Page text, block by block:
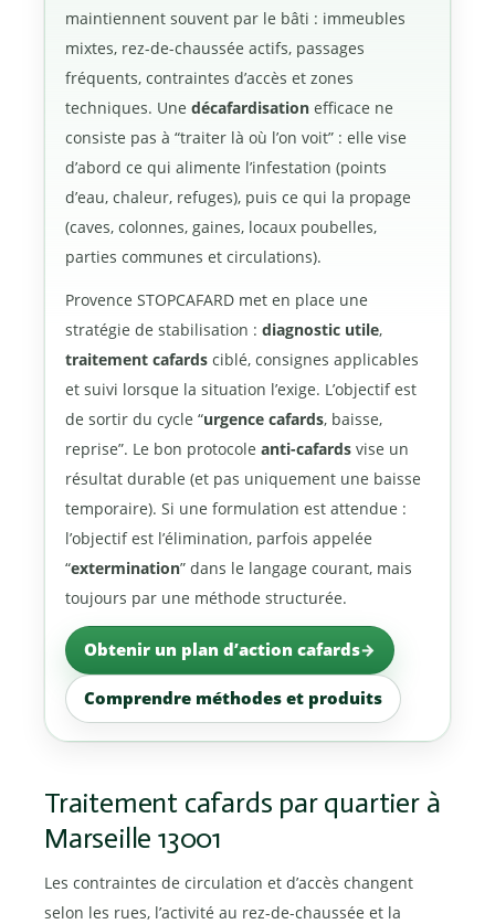
maintiennent souvent par le bâti : immeubles
mixtes, rez-de-chaussée actifs, passages
fréquents, contraintes d’accès et zones
techniques. Une décafardisation efficace ne
consiste pas à “traiter là où l’on voit” : elle vise
d’abord ce qui alimente l’infestation (points
d’eau, chaleur, refuges), puis ce qui la propage
(caves, colonnes, gaines, locaux poubelles,
parties communes et circulations).
Provence STOPCAFARD met en place une
stratégie de stabilisation : diagnostic utile,
traitement cafards ciblé, consignes applicables
et suivi lorsque la situation l’exige. L’objectif est
de sortir du cycle “urgence cafards, baisse,
reprise”. Le bon protocole anti-cafards vise un
résultat durable (et pas uniquement une baisse
temporaire). Si une formulation est attendue :
l’objectif est l’élimination, parfois appelée
“extermination” dans le langage courant, mais
toujours par une méthode structurée.
Obtenir un plan d’action cafards
Comprendre méthodes et produits
Traitement cafards par quartier à
Marseille 13001
Les contraintes de circulation et d’accès changent
selon les rues, l’activité au rez-de-chaussée et la